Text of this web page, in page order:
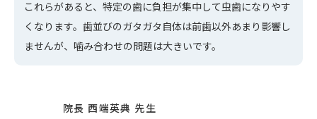
これらがあると、特定の歯に負担が集中して虫歯になりやす
くなります。歯並びのガタガタ自体は前歯以外あまり影響し
ませんが、噛み合わせの問題は大きいです。